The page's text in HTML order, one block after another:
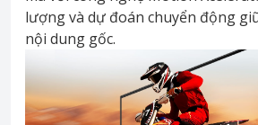
lượng và dự đoán chuyển động
nội dung gốc.